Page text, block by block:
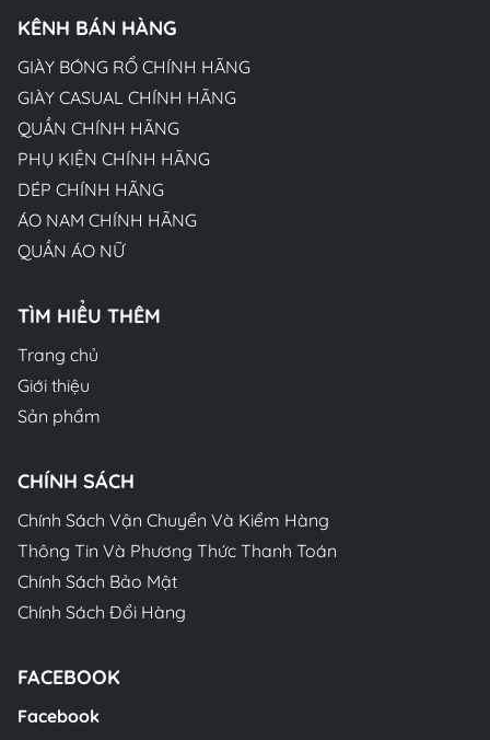
KÊNH BÁN HÀNG
GIÀY BÓNG RỔ CHÍNH HÃNG
GIÀY CASUAL CHÍNH HÃNG
QUẦN CHÍNH HÃNG
PHỤ KIỆN CHÍNH HÃNG
DÉP CHÍNH HÃNG
ÁO NAM CHÍNH HÃNG
QUẦN ÁO NỮ
TÌM HIỂU THÊM
Trang chủ
Giới thiệu
Sản phẩm
CHÍNH SÁCH
Chính Sách Vận Chuyển Và Kiểm Hàng
Thông Tin Và Phương Thức Thanh Toán
Chính Sách Bảo Mật
Chính Sách Đổi Hàng
FACEBOOK
Facebook